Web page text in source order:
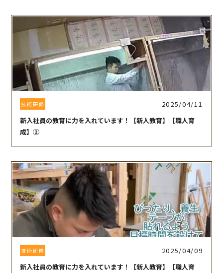
技術研修
2025/04/11
新入社員の教育に力を入れています！【新人教育】【職人育
成】②
技術研修
2025/04/09
新入社員の教育に力を入れています！【新人教育】【職人育